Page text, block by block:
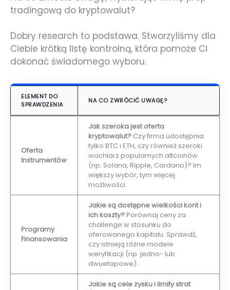
tradingową do kryptowalut?
Dobry research to podstawa. Stworzyliśmy dla
Ciebie krótką listę kontrolną, która pomoże Ci
dokonać świadomego wyboru.
ELEMENT DO
SPRAWDZENIA
NA CO ZWRÓCIĆ UWAGĘ?
Oferta
Instrumentów
Jak szeroka jest oferta
kryptowalut? Czy firma udostępnia
tylko BTC i ETH, czy również szeroki
wachlarz popularnych altcoinów
(np. Solana, Ripple, Cardano)? Im
większy wybór, tym więcej
możliwości.
Programy
Finansowania
Jakie są dostępne wielkości kont i
ich koszty?Porównaj ceny za
challenge w stosunku do
oferowanego kapitału. Sprawdź,
czy istnieją różne modele
weryfikacji (np. jedno- lub
dwuetapowe).
Jakie są cele zysku i limity strat